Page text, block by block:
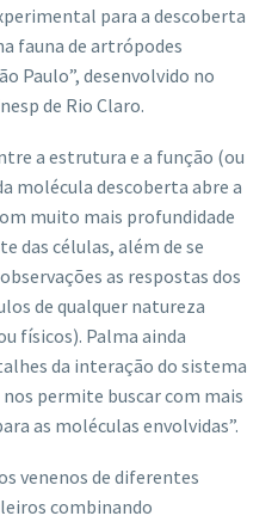
para a descoberta
fauna de artrópodes
Paulo”, desenvolvido no
de Rio Claro.
a estrutura e a função (ou
molécula descoberta abre a
muito mais profundidade
das células, além de se
as respostas dos
de qualquer natureza
físicos). Palma ainda
da interação do sistema
permite buscar com mais
as moléculas envolvidas”.
venenos de diferentes
combinando